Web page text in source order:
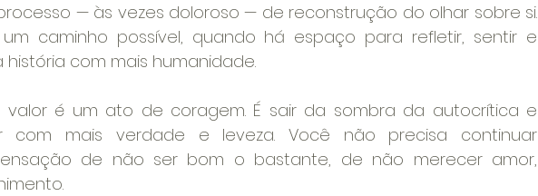
— às vezes doloroso — de reconstrução do olhar sobre si.
caminho possível, quando há espaço para refletir, sentir e
com mais humanidade.
valor é um ato de coragem. É sair da sombra da autocrítica e
com mais verdade e leveza. Você não precisa continuar
de não ser bom o bastante, de não merecer amor,